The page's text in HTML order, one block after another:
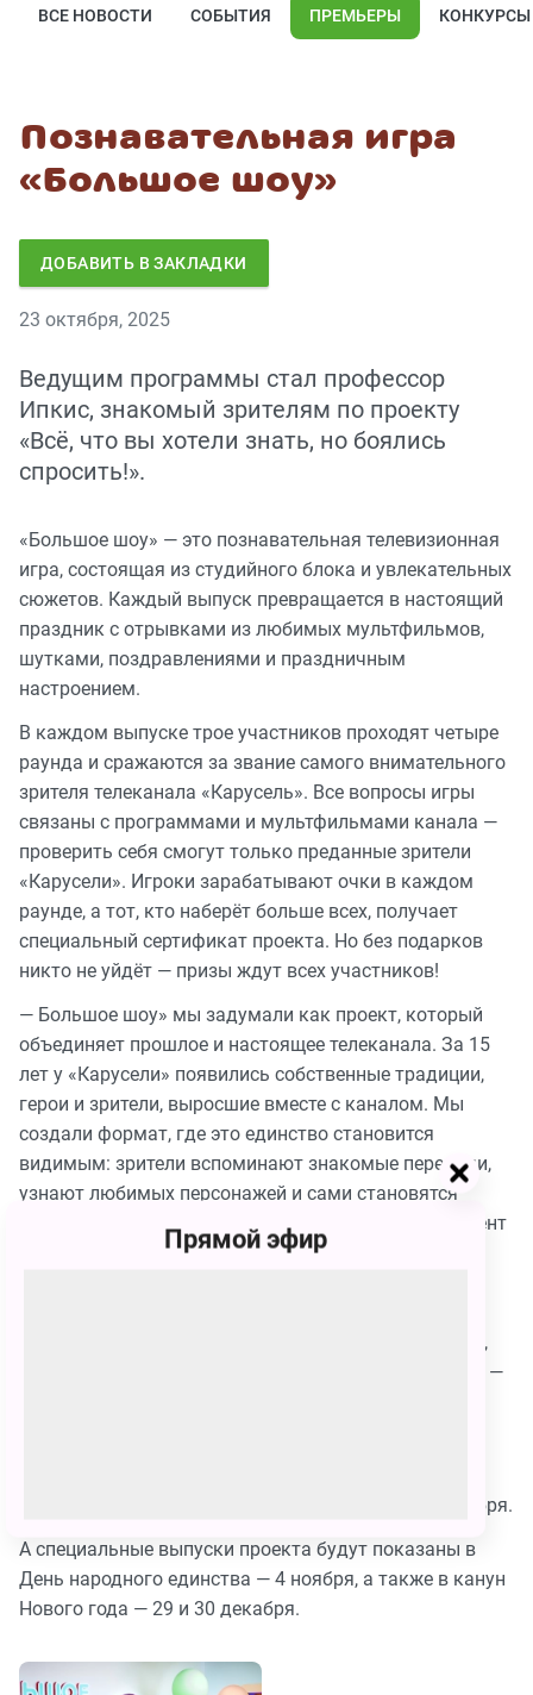
ВСЕ НОВОСТИ СОБЫТИЯ ПРЕМЬЕРЫ КОНКУРСЫ
Познавательная игра
«Большое шоу»
ДОБАВИТЬ В ЗАКЛАДКИ
23 октября, 2025
Ведущим программы стал профессор
Ипкис, знакомый зрителям по проекту
«Всё, что вы хотели знать, но боялись
спросить!».
«Большое шоу» — это познавательная телевизионная
игра, состоящая из студийного блока и увлекательных
сюжетов. Каждый выпуск превращается в настоящий
праздник с отрывками из любимых мультфильмов,
шутками, поздравлениями и праздничным
настроением.
В каждом выпуске трое участников проходят четыре
раунда и сражаются за звание самого внимательного
зрителя телеканала «Карусель». Все вопросы игры
связаны с программами и мультфильмами канала —
проверить себя смогут только преданные зрители
«Карусели». Игроки зарабатывают очки в каждом
раунде, а тот, кто наберёт больше всех, получает
специальный сертификат проекта. Но без подарков
никто не уйдёт — призы ждут всех участников!
— Большое шоу» мы задумали как проект, который
объединяет прошлое и настоящее телеканала. За 15
лет у «Карусели» появились собственные традиции,
герои и зрители, выросшие вместе с каналом. Мы
создали формат, где это единство становится
видимым: зрители вспоминают знакомые передачи,
узнают любимых персонажей и сами становятся
частью происходящего. Эта игра — не просто элемент
юбилейной сетки. Это способ выразить уважение к
развитии и в общении со зрителями. Для нас важно,
чтобы этот контакт оставался живым и искренним, —
14:00 на телеканале «Карусель», начиная с 26 октября.
А специальные выпуски проекта будут показаны в
День народного единства — 4 ноября, а также в канун
Нового года — 29 и 30 декабря.
Прямой эфир